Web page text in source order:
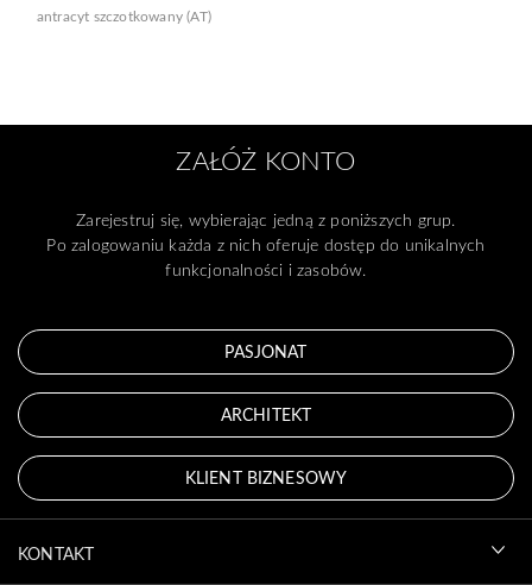
antracyt szczotkowany (AT)
ZAŁÓŻ KONTO
Zarejestruj się, wybierając jedną z poniższych grup.
Po zalogowaniu każda z nich oferuje dostęp do unikalnych
funkcjonalności i zasobów.
PASJONAT
ARCHITEKT
KLIENT BIZNESOWY
KONTAKT